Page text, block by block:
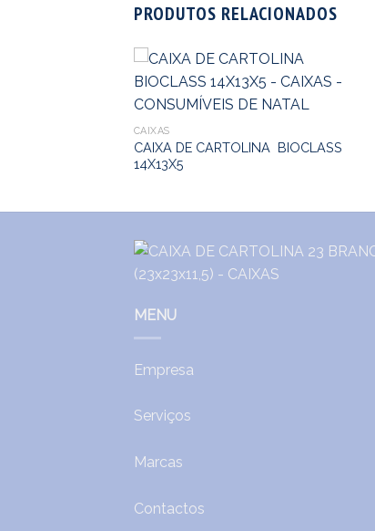
PRODUTOS RELACIONADOS
CAIXAS
CAIXA DE CARTOLINA BIOCLASS
14X13X5
MENU
Empresa
Serviços
Marcas
Contactos